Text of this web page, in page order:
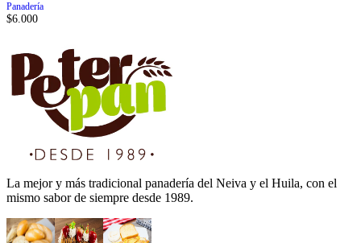
Panadería
$6.000
La mejor y más tradicional panadería del Neiva y el Huila, con el
mismo sabor de siempre desde 1989.